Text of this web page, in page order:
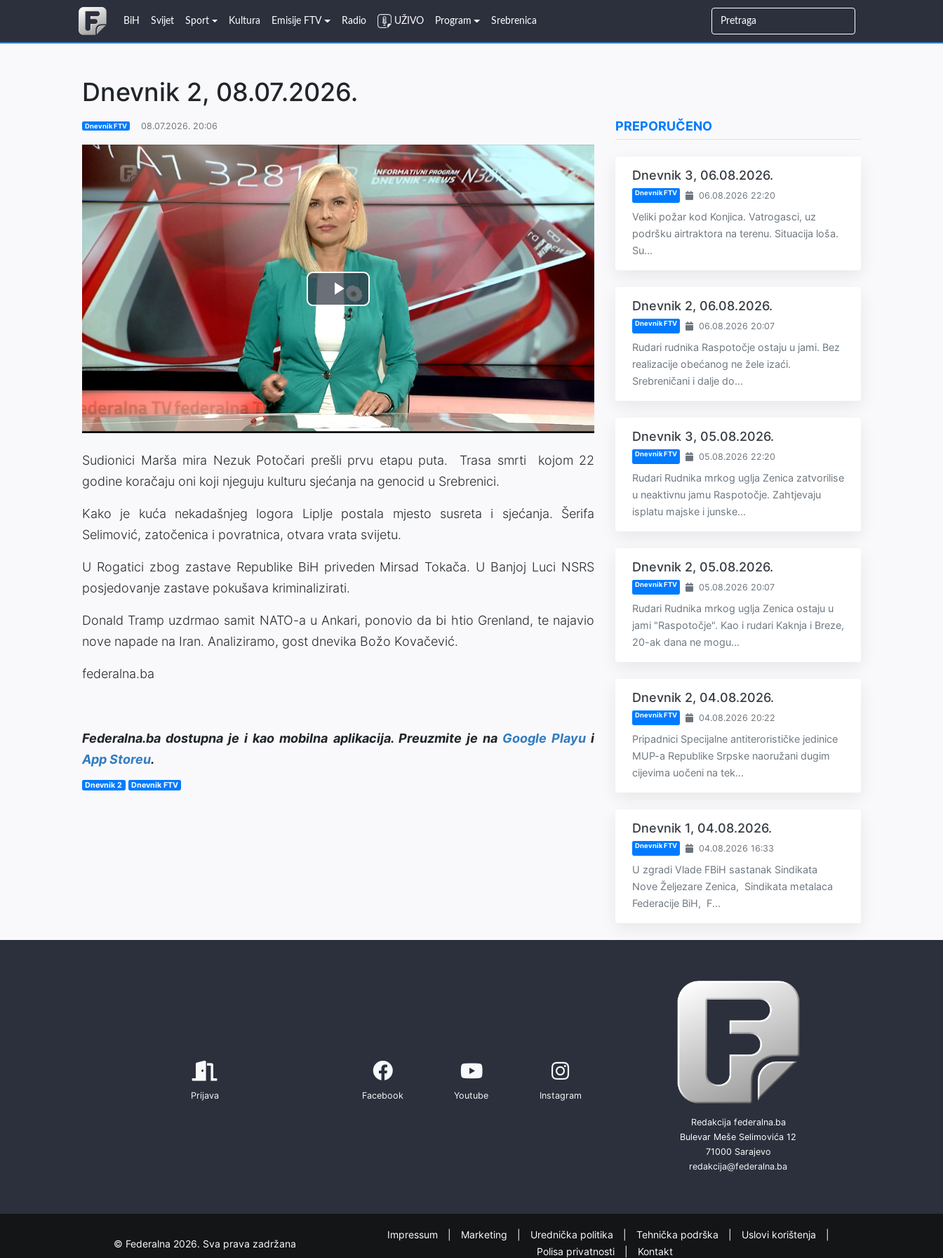
BiH Svijet Sport Kultura Emisije FTV Radio UŽIVO Program Srebrenica
Dnevnik 2, 08.07.2026.
Dnevnik FTV 08.07.2026. 20:06
Play
Video
Sudionici Marša mira Nezuk Potočari prešli prvu etapu puta. Trasa smrti kojom 22
godine koračaju oni koji njeguju kulturu sjećanja na genocid u Srebrenici.
Kako je kuća nekadašnjeg logora Liplje postala mjesto susreta i sjećanja. Šerifa
Selimović, zatočenica i povratnica, otvara vrata svijetu.
U Rogatici zbog zastave Republike BiH priveden Mirsad Tokača. U Banjoj Luci NSRS
posjedovanje zastave pokušava kriminalizirati.
Donald Tramp uzdrmao samit NATO-a u Ankari, ponovio da bi htio Grenland, te najavio
nove napade na Iran. Analiziramo, gost dnevika Božo Kovačević.
federalna.ba
Federalna.ba dostupna je i kao mobilna aplikacija. Preuzmite je na Google Playui
App Storeu.
Dnevnik 2 Dnevnik FTV
PREPORUČENO
Dnevnik 3, 06.08.2026.
Dnevnik FTV 06.08.2026 22:20
Veliki požar kod Konjica. Vatrogasci, uz
podršku airtraktora na terenu. Situacija loša.
Su...
Dnevnik 2, 06.08.2026.
Dnevnik FTV 06.08.2026 20:07
Rudari rudnika Raspotočje ostaju u jami. Bez
realizacije obećanog ne žele izaći.
Srebreničani i dalje do...
Dnevnik 3, 05.08.2026.
Dnevnik FTV 05.08.2026 22:20
Rudari Rudnika mrkog uglja Zenica zatvorilise
u neaktivnu jamu Raspotočje. Zahtjevaju
isplatu majske i junske...
Dnevnik 2, 05.08.2026.
Dnevnik FTV 05.08.2026 20:07
Rudari Rudnika mrkog uglja Zenica ostaju u
jami "Raspotočje". Kao i rudari Kaknja i Breze,
20-ak dana ne mogu...
Dnevnik 2, 04.08.2026.
Dnevnik FTV 04.08.2026 20:22
Pripadnici Specijalne antiterorističke jedinice
MUP-a Republike Srpske naoružani dugim
cijevima uočeni na tek...
Dnevnik 1, 04.08.2026.
Dnevnik FTV 04.08.2026 16:33
U zgradi Vlade FBiH sastanak Sindikata
Nove Željezare Zenica, Sindikata metalaca
Federacije BiH, F...
Prijava Facebook Youtube Instagram
Redakcija federalna.ba
Bulevar Meše Selimovića 12
71000 Sarajevo
redakcija@federalna.ba
© Federalna 2026. Sva prava zadržana
Impressum Marketing Urednička politika Tehnička podrška
Uslovi korištenja
Polisa privatnosti
Kontakt